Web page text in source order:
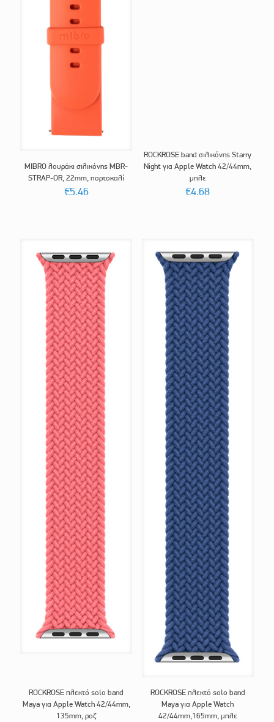
MIBRO λουράκι σιλικόνης MBR-
STRAP-OR, 22mm, πορτοκαλί
€5.46
ROCKROSE band σιλικόνης Starry
Night για Apple Watch 42/44mm,
μπλε
€4.68
ROCKROSE πλεκτό solo band
Maya για Apple Watch 42/44mm,
135mm, ροζ
ROCKROSE πλεκτό solo band
Maya για Apple Watch
42/44mm,165mm, μπλε